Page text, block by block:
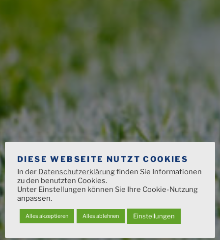
DIESE WEBSEITE NUTZT COOKIES
In der Datenschutzerklärungfinden Sie Informationen
zu den benutzten Cookies.
Unter Einstellungen können Sie Ihre Cookie-Nutzung
anpassen.
Alles akzeptieren Alles ablehnen Einstellungen